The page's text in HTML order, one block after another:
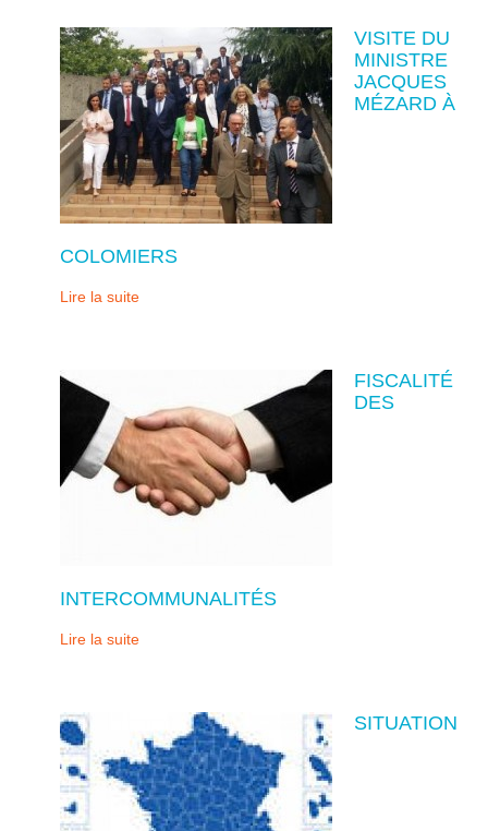
VISITE DU
MINISTRE
JACQUES
MÉZARD À
COLOMIERS
Lire la suite
FISCALITÉ
DES
INTERCOMMUNALITÉS
Lire la suite
SITUATION